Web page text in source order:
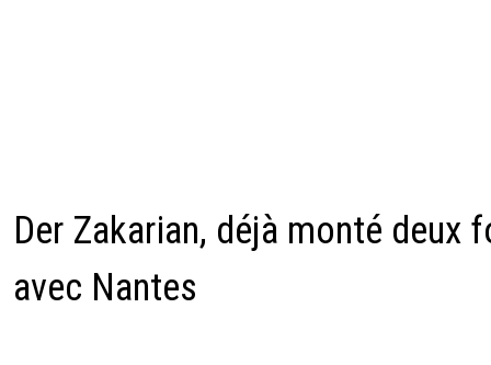
Der Zakarian, déjà monté deux
avec Nantes